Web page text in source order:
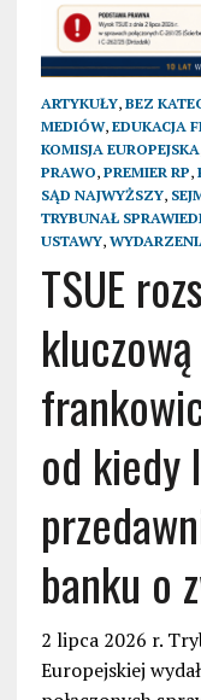
ARTYKUŁY, BEZ
MEDIÓW, EDUKACJA
KOMISJA EUROPEJSKA
PRAWO, PREMIER RP,
SĄD NAJWYŻSZY,
TRYBUNAŁ
USTAWY,
TSUE
od kiedy
banku o
2 lipca 2026 r.
Europejskiej